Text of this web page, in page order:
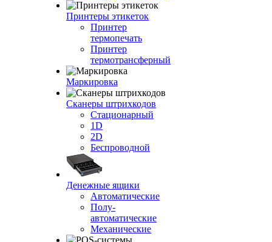
Принтеры этикеток
Принтер
термопечать
Принтер
термотрансферный
Маркировка
Сканеры штрихкодов
Стационарный
1D
2D
Беспроводной
Денежные ящики
Автоматические
Полу-
автоматические
Механические